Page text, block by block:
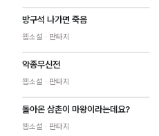
방구석 나가면 죽음
웹소설 · 판타지
악종무신전
웹소설 · 판타지
돌아온 삼촌이 마왕이라는데요?
웹소설 · 판타지